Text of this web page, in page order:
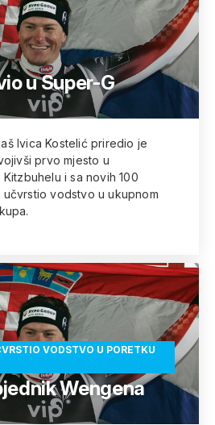
u Super-G
Ivica Kostelić priredio je
prvo mjesto u
i sa novih 100
vodstvo u ukupnom
VODSTVO U PORETKU
Wengena